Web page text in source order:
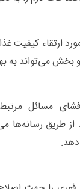
ارتقاء کیفیت
بخش می‌تواند به
مسائل مرتبط
طریق رسانه‌ها
دهد.